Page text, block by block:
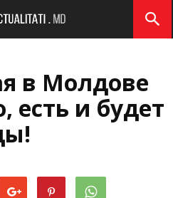
в Молдове
есть и будет